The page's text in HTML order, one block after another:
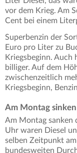
vor dem Krieg. Am
Cent bei einem
Superbenzin der
Euro pro Liter zu
Kriegsbeginn.
billiger. Auf dem
zwischenzeitlich
Kriegsbeginn,
Am Montag
Am Montag sanken
Uhr waren Diesel
selben Zeitpunkt
bundesweiten